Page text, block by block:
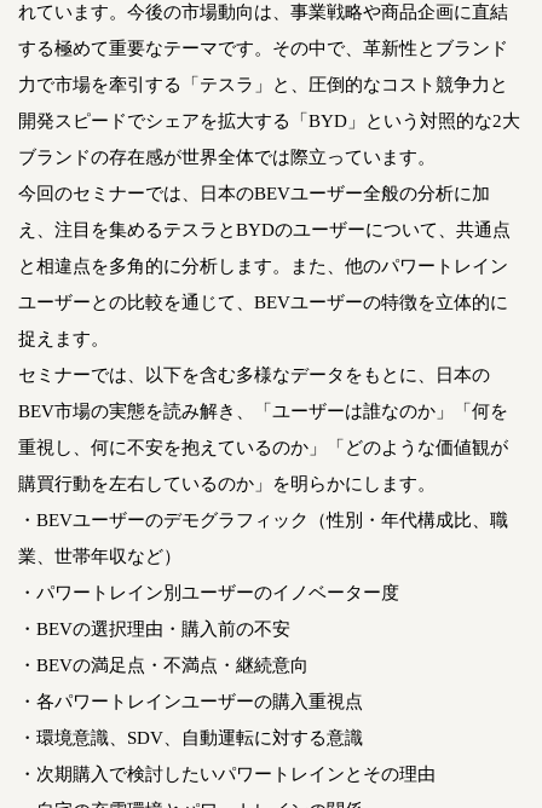
れています。今後の市場動向は、事業戦略や商品企画に直結
する極めて重要なテーマです。その中で、革新性とブランド
力で市場を牽引する「テスラ」と、圧倒的なコスト競争力と
開発スピードでシェアを拡大する「BYD」という対照的な2大
ブランドの存在感が世界全体では際立っています。
今回のセミナーでは、日本のBEVユーザー全般の分析に加
え、注目を集めるテスラとBYDのユーザーについて、共通点
と相違点を多角的に分析します。また、他のパワートレイン
ユーザーとの比較を通じて、BEVユーザーの特徴を立体的に
捉えます。
セミナーでは、以下を含む多様なデータをもとに、日本の
BEV市場の実態を読み解き、「ユーザーは誰なのか」「何を
重視し、何に不安を抱えているのか」「どのような価値観が
購買行動を左右しているのか」を明らかにします。
・BEVユーザーのデモグラフィック（性別・年代構成比、職
業、世帯年収など）
・パワートレイン別ユーザーのイノベーター度
・BEVの選択理由・購入前の不安
・BEVの満足点・不満点・継続意向
・各パワートレインユーザーの購入重視点
・環境意識、SDV、自動運転に対する意識
・次期購入で検討したいパワートレインとその理由